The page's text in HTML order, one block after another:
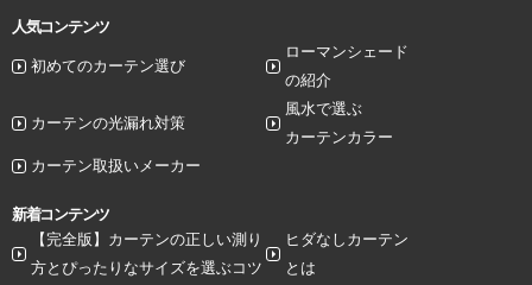
人気コンテンツ
初めてのカーテン選び
ローマンシェード
の紹介
カーテンの光漏れ対策
風水で選ぶ
カーテンカラー
カーテン取扱いメーカー
新着コンテンツ
【完全版】カーテンの正しい測り
方とぴったりなサイズを選ぶコツ
ヒダなしカーテン
とは